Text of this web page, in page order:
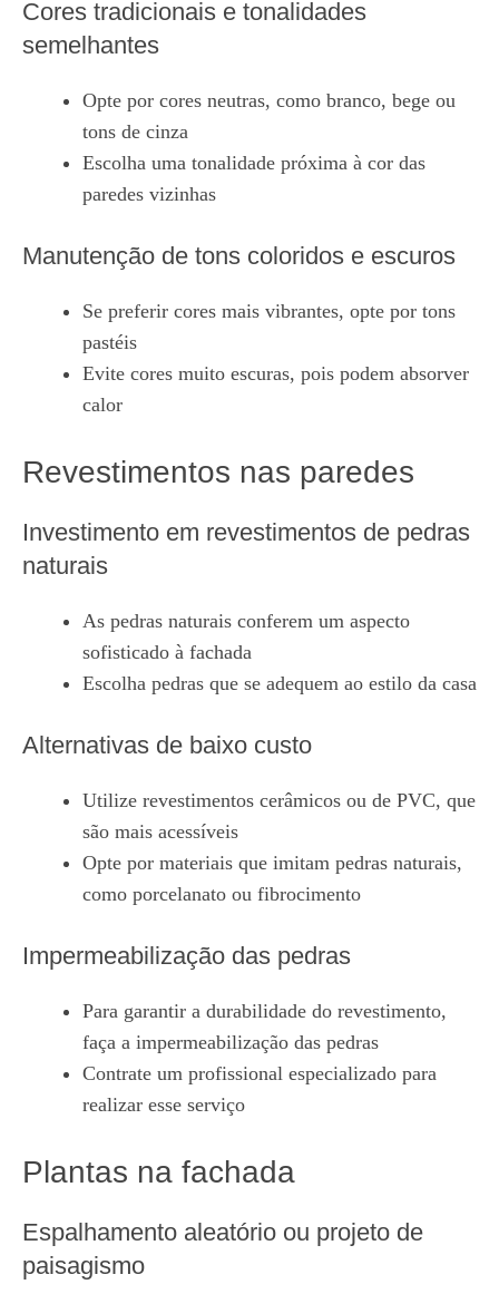
Cores tradicionais e tonalidades
semelhantes
Opte por cores neutras, como branco, bege ou
tons de cinza
Escolha uma tonalidade próxima à cor das
paredes vizinhas
Manutenção de tons coloridos e escuros
Se preferir cores mais vibrantes, opte por tons
pastéis
Evite cores muito escuras, pois podem absorver
calor
Revestimentos nas paredes
Investimento em revestimentos de pedras
naturais
As pedras naturais conferem um aspecto
sofisticado à fachada
Escolha pedras que se adequem ao estilo da casa
Alternativas de baixo custo
Utilize revestimentos cerâmicos ou de PVC, que
são mais acessíveis
Opte por materiais que imitam pedras naturais,
como porcelanato ou fibrocimento
Impermeabilização das pedras
Para garantir a durabilidade do revestimento,
faça a impermeabilização das pedras
Contrate um profissional especializado para
realizar esse serviço
Plantas na fachada
Espalhamento aleatório ou projeto de
paisagismo